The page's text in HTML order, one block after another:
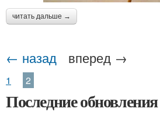
читать дальше →
← назад вперед →
1 2
Последние